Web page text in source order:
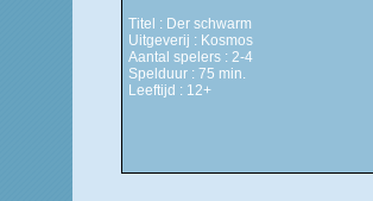
Titel : Der schwarm
Uitgeverij : Kosmos
Aantal spelers : 2-4
Spelduur : 75 min.
Leeftijd : 12+